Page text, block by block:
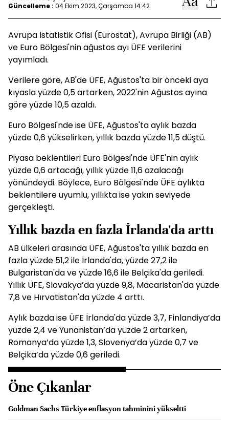
Güncelleme : 04 Ekim 2023, Çarşamba 14:42
Avrupa İstatistik Ofisi (Eurostat), Avrupa Birliği (AB)
ve Euro Bölgesi'nin ağustos ayı ÜFE verilerini
yayımladı.
Verilere göre, AB'de ÜFE, Ağustos'ta bir önceki aya
kıyasla yüzde 0,5 artarken, 2022'nin Ağustos ayına
göre yüzde 10,5 azaldı.
Euro Bölgesi'nde ise ÜFE, Ağustos'ta aylık bazda
yüzde 0,6 yükselirken, yıllık bazda yüzde 11,5 düştü.
Piyasa beklentileri Euro Bölgesi'nde ÜFE'nin aylık
yüzde 0,6 artacağı, yıllık yüzde 11,6 azalacağı
yönündeydi. Böylece, Euro Bölgesi'nde ÜFE aylıkta
beklentilere uyumlu, yıllıkta ise yakın seviyede
gerçekleşti.
Yıllık bazda en fazla İrlanda'da arttı
AB ülkeleri arasında ÜFE, Ağustos'ta yıllık bazda en
fazla yüzde 51,2 ile İrlanda'da, yüzde 27,2 ile
Bulgaristan'da ve yüzde 16,6 ile Belçika'da geriledi.
Yıllık ÜFE, Slovakya’da yüzde 9,8, Macaristan'da yüzde
7,8 ve Hırvatistan'da yüzde 4 arttı.
Aylık bazda ise ÜFE İrlanda'da yüzde 3,7, Finlandiya’da
yüzde 2,4 ve Yunanistan’da yüzde 2 artarken,
Romanya’da yüzde 1,3, Slovenya’da yüzde 0,7 ve
Belçika’da yüzde 0,6 geriledi.
Öne Çıkanlar
Goldman Sachs Türkiye enflasyon tahminini yükseltti